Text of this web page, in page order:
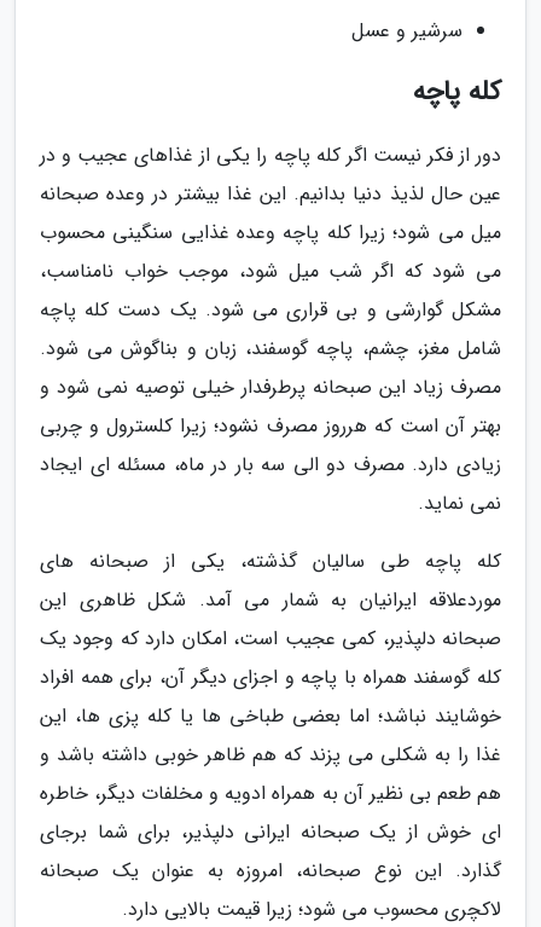
سرشیر و عسل
کله پاچه
دور از فکر نیست اگر کله پاچه را یکی از غذاهای عجیب و در
عین حال لذیذ دنیا بدانیم. این غذا بیشتر در وعده صبحانه
میل می شود؛ زیرا کله پاچه وعده غذایی سنگینی محسوب
می شود که اگر شب میل شود، موجب خواب نامناسب،
مشکل گوارشی و بی قراری می شود. یک دست کله پاچه
شامل مغز، چشم، پاچه گوسفند، زبان و بناگوش می شود.
مصرف زیاد این صبحانه پرطرفدار خیلی توصیه نمی شود و
بهتر آن است که هرروز مصرف نشود؛ زیرا کلسترول و چربی
زیادی دارد. مصرف دو الی سه بار در ماه، مسئله ای ایجاد
نمی نماید.
کله پاچه طی سالیان گذشته، یکی از صبحانه های
موردعلاقه ایرانیان به شمار می آمد. شکل ظاهری این
صبحانه دلپذیر، کمی عجیب است، امکان دارد که وجود یک
کله گوسفند همراه با پاچه و اجزای دیگر آن، برای همه افراد
خوشایند نباشد؛ اما بعضی طباخی ها یا کله پزی ها، این
غذا را به شکلی می پزند که هم ظاهر خوبی داشته باشد و
هم طعم بی نظیر آن به همراه ادویه و مخلفات دیگر، خاطره
ای خوش از یک صبحانه ایرانی دلپذیر، برای شما برجای
گذارد. این نوع صبحانه، امروزه به عنوان یک صبحانه
لاکچری محسوب می شود؛ زیرا قیمت بالایی دارد.